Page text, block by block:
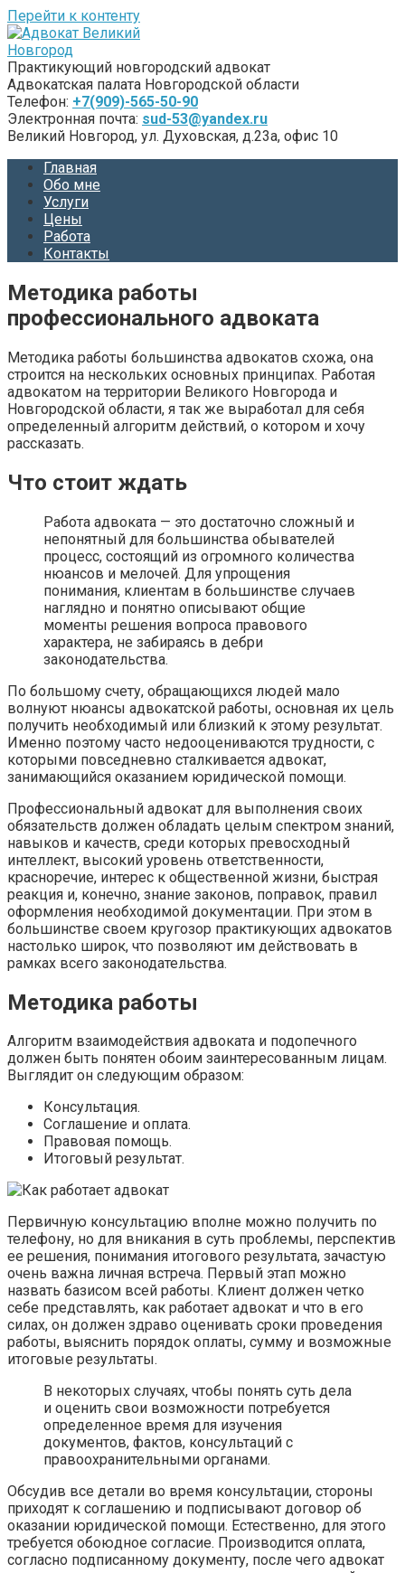
Перейти к контенту
Практикующий новгородский адвокат
Адвокатская палата Новгородской области
Телефон: +7(909)-565-50-90
Электронная почта: sud-53@yandex.ru
Великий Новгород, ул. Духовская, д.23а, офис 10
Главная
Обо мне
Услуги
Цены
Работа
Контакты
Методика работы
профессионального адвоката
Методика работы большинства адвокатов схожа, она
строится на нескольких основных принципах. Работая
адвокатом на территории Великого Новгорода и
Новгородской области, я так же выработал для себя
определенный алгоритм действий, о котором и хочу
рассказать.
Что стоит ждать
Работа адвоката — это достаточно сложный и
непонятный для большинства обывателей
процесс, состоящий из огромного количества
нюансов и мелочей. Для упрощения
понимания, клиентам в большинстве случаев
наглядно и понятно описывают общие
моменты решения вопроса правового
характера, не забираясь в дебри
законодательства.
По большому счету, обращающихся людей мало
волнуют нюансы адвокатской работы, основная их цель
получить необходимый или близкий к этому результат.
Именно поэтому часто недооцениваются трудности, с
которыми повседневно сталкивается адвокат,
занимающийся оказанием юридической помощи.
Профессиональный адвокат для выполнения своих
обязательств должен обладать целым спектром знаний,
навыков и качеств, среди которых превосходный
интеллект, высокий уровень ответственности,
красноречие, интерес к общественной жизни, быстрая
реакция и, конечно, знание законов, поправок, правил
оформления необходимой документации. При этом в
большинстве своем кругозор практикующих адвокатов
настолько широк, что позволяют им действовать в
рамках всего законодательства.
Методика работы
Алгоритм взаимодействия адвоката и подопечного
должен быть понятен обоим заинтересованным лицам.
Выглядит он следующим образом:
Консультация.
Соглашение и оплата.
Правовая помощь.
Итоговый результат.
Первичную консультацию вполне можно получить по
телефону, но для вникания в суть проблемы, перспектив
ее решения, понимания итогового результата, зачастую
очень важна личная встреча. Первый этап можно
назвать базисом всей работы. Клиент должен четко
себе представлять, как работает адвокат и что в его
силах, он должен здраво оценивать сроки проведения
работы, выяснить порядок оплаты, сумму и возможные
итоговые результаты.
В некоторых случаях, чтобы понять суть дела
и оценить свои возможности потребуется
определенное время для изучения
документов, фактов, консультаций с
правоохранительными органами.
Обсудив все детали во время консультации, стороны
приходят к соглашению и подписывают договор об
оказании юридической помощи. Естественно, для этого
требуется обоюдное согласие. Производится оплата,
согласно подписанному документу, после чего адвокат